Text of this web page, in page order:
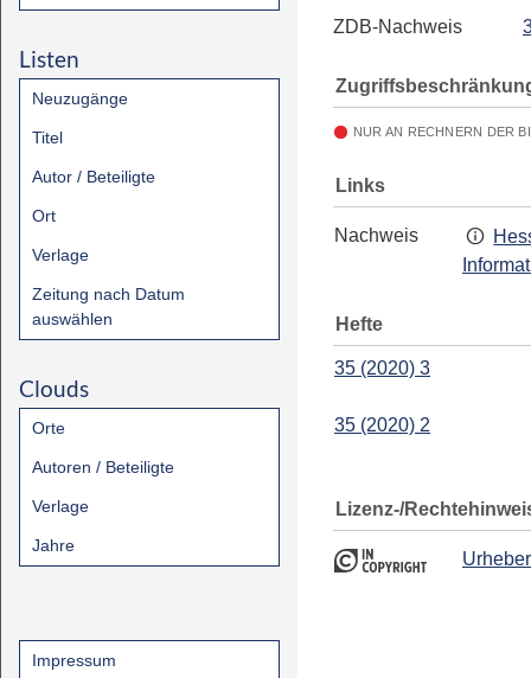
Listen
Neuzugänge
Titel
Autor / Beteiligte
Ort
Verlage
Zeitung nach Datum
auswählen
Clouds
Orte
Autoren / Beteiligte
Verlage
Jahre
Impressum
ZDB-Nachweis
NUR AN RECHNERN DER
Links
Nachweis
Hefte
35 (2020) 3
35 (2020) 2
Lizenz-/